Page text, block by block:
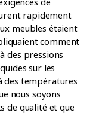
rapidement
meubles étaient
comment
des pressions
sur les
des températures
nous soyons
de qualité et que